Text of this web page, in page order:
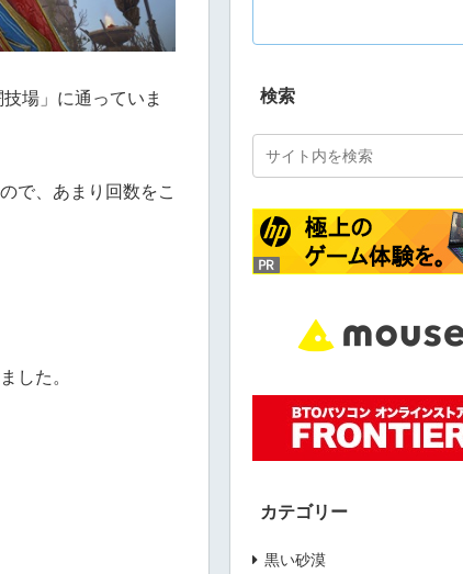
場」に通っていま
で、あまり回数をこ
した。
検索
カテゴリー
黒い砂漠